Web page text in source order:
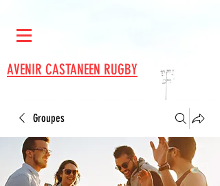
AVENIR CASTANEEN RUGBY
Groupes